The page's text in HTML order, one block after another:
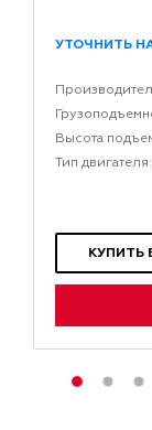
УТОЧНИТЬ
Высота
Тип двигателя:
КУПИТЬ